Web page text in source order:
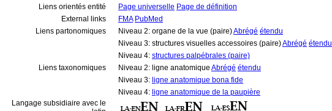
Liens orientés entité
Page universelle Page de définition
External links
FMA PubMed
Liens partonomiques
Niveau 2: organe de la vue (paire)Abrégé étendu
Niveau 3: structures visuelles accessoires (paire)Abrégé étendu
Niveau 4: structures palpébrales (paire)
Liens taxonomiques
Niveau 2: ligne anatomique Abrégé étendu
Niveau 3: ligne anatomique bona fide
Niveau 4: ligne anatomique de la paupière
Langage subsidiaire avec le